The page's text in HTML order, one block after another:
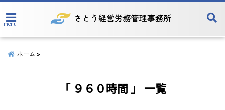
menu
ホーム
「 ９６０時間 」 一覧